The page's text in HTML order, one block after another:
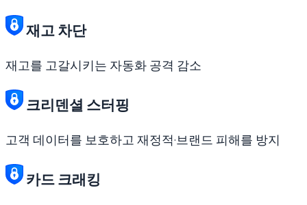
재고 차단
재고를 고갈시키는 자동화 공격 감소
크리덴셜 스터핑
고객 데이터를 보호하고 재정적·브랜드 피해를 방지
카드 크래킹